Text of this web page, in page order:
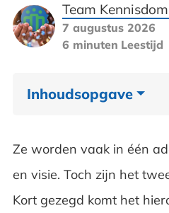
Team
7 augustus 2026
6 minuten Leestijd
Inhoudsopgave
Wat is een visie?
De verschillen tussen
Ze worden vaak in één
en visie. Toch zijn het
Kort gezegd komt het